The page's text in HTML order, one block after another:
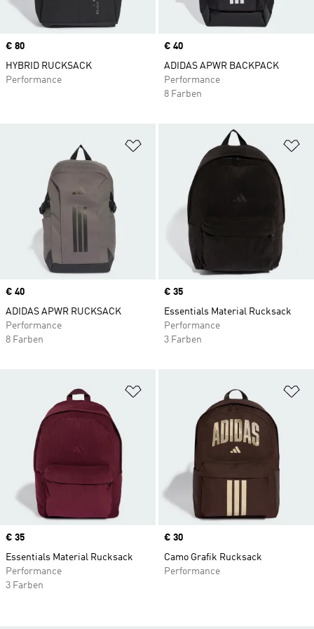
Price
€ 80
HYBRID RUCKSACK
Performance
Price
€ 40
ADIDAS APWR BACKPACK
Performance
8 Farben
Zur Wunschliste hinzufügen
Price
€ 40
ADIDAS APWR RUCKSACK
Performance
8 Farben
Price
€ 35
Essentials Material Rucksack
Performance
3 Farben
Zur Wunschliste hinzufügen
Price
€ 35
Essentials Material Rucksack
Performance
3 Farben
Price
€ 30
Camo Grafik Rucksack
Performance